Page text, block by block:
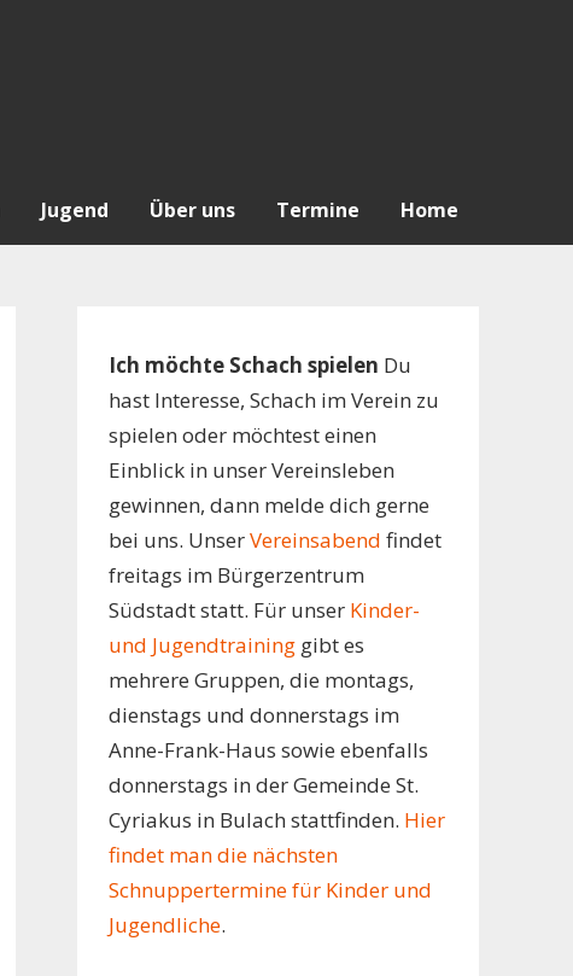
Jugend Über uns Termine Home
Ich möchte Schach spielen Du
hast Interesse, Schach im Verein zu
spielen oder möchtest einen
Einblick in unser Vereinsleben
gewinnen, dann melde dich gerne
bei uns. UnserVereinsabend findet
freitags im Bürgerzentrum
Südstadt statt. Für unser Kinder-
und Jugendtraininggibt es
mehrere Gruppen, die montags,
dienstags und donnerstags im
Anne-Frank-Haus sowie ebenfalls
donnerstags in der Gemeinde St.
Cyriakus in Bulach stattfinden. Hier
findet man die nächsten
Schnuppertermine für Kinder und
Jugendliche.